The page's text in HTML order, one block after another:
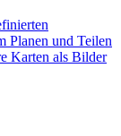
Planen und Teilen
Karten als Bilder